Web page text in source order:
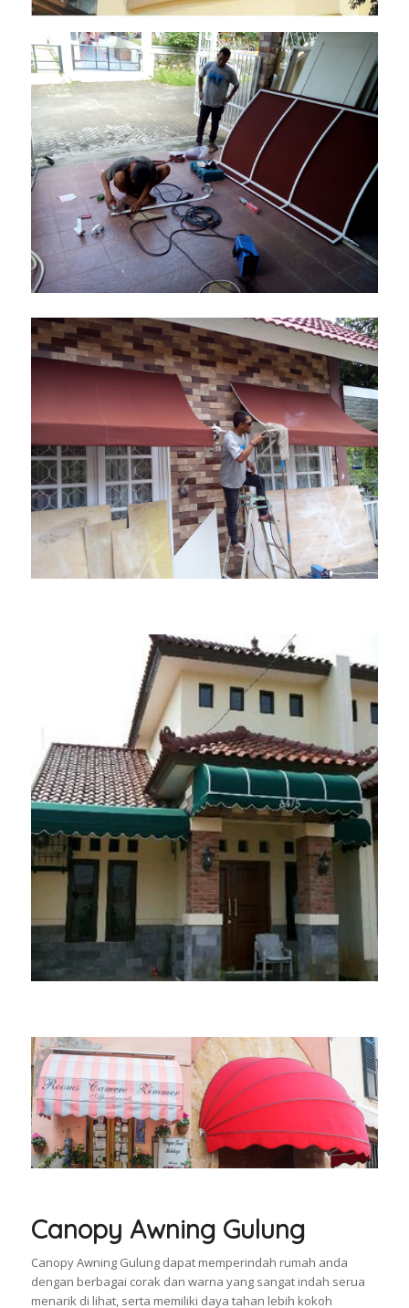
Canopy Awning Gulung
Canopy Awning Gulung dapat memperindah rumah anda
dengan berbagai corak dan warna yang sangat indah serua
menarik di lihat, serta memiliki daya tahan lebih kokoh